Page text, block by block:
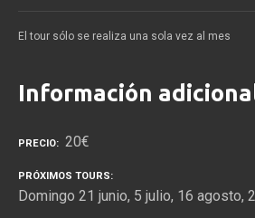
El tour sólo se realiza una sola vez al mes
Información
PRECIO 20€
PRÓXIMOS TOURS
Domingo 21 junio, 5 julio, 16 agosto,